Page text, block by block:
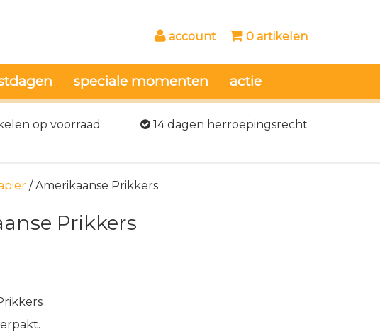
account 0 artikelen
speciale momenten actie
op voorraad 14 dagen herroepingsrecht
/ Amerikaanse Prikkers
Prikkers